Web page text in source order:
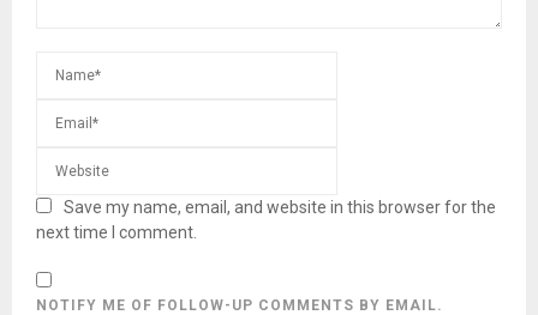
Save my name, email, and website in this browser for the
next time I comment.
NOTIFY ME OF FOLLOW-UP COMMENTS BY EMAIL.